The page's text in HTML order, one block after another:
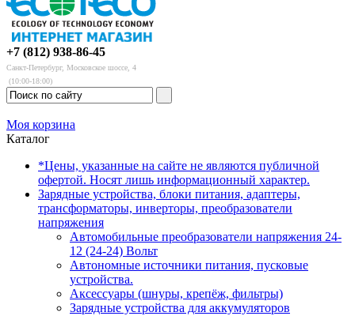
+7 (812) 938-86-45
Санкт-Петербург, Московское шоссе, 4
(10:00-18:00)
Моя корзина
Каталог
*Цены, указанные на сайте не являются публичной
офертой. Носят лишь информационный характер.
Зарядные устройства, блоки питания, адаптеры,
трансформаторы, инверторы, преобразователи
напряжения
Автомобильные преобразователи напряжения 24-
12 (24-24) Вольт
Автономные источники питания, пусковые
устройства.
Аксессуары (шнуры, крепёж, фильтры)
Зарядные устройства для аккумуляторов